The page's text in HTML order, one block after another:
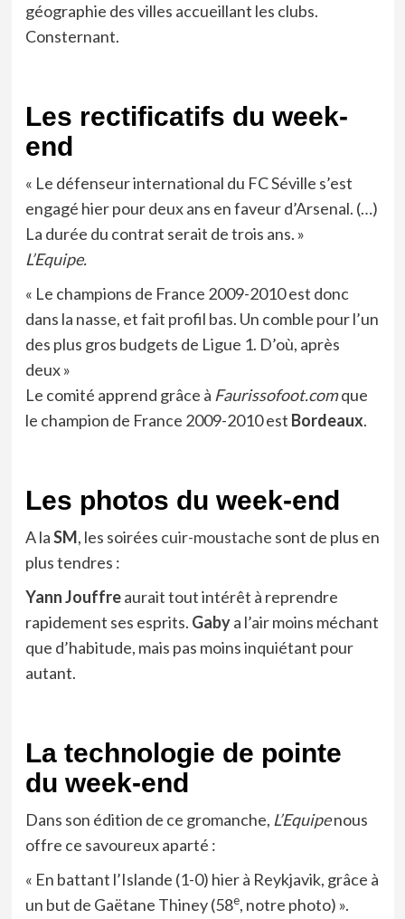
géographie des villes accueillant les clubs.
Consternant.
Les rectificatifs du week-
end
« Le défenseur international du FC Séville s’est
engagé hier pour deux ans en faveur d’Arsenal. (…)
La durée du contrat serait de trois ans. »
L’Equipe.
« Le champions de France 2009-2010 est donc
dans la nasse, et fait profil bas. Un comble pour l’un
des plus gros budgets de Ligue 1. D’où, après
deux »
Le comité apprend grâce à Faurissofoot.comque
le champion de France 2009-2010 est Bordeaux.
Les photos du week-end
A laSM, les soirées cuir-moustache sont de plus en
plus tendres :
YannJouffreaurait tout intérêt à reprendre
rapidement ses esprits. Gaby a l’air moins méchant
que d’habitude, mais pas moins inquiétant pour
autant.
La technologie de pointe
du week-end
Dans son édition de ce gromanche, L’Equipenous
offre ce savoureux aparté :
« En battant l’Islande (1-0) hier à Reykjavik, grâce à
un but de Gaëtane Thiney (58e, notre photo) ».